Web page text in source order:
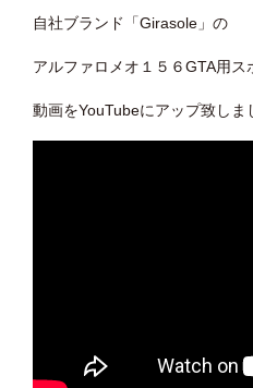
自社ブランド「Girasole」の
アルファロメオ１５６GTA用ス
動画をYouTubeにアップ致しま